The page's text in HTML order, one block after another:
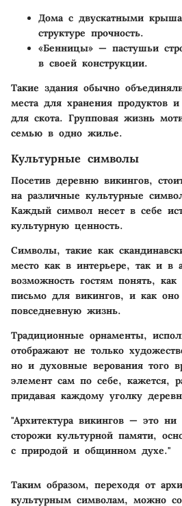
Дома с двускатными
структуре прочность.
«Бенницы» — пастушьи
в своей конструкции.
Такие здания обычно
места для хранения продуктов и
для скота. Групповая жизнь
семью в одно жилье.
Культурные символы
Посетив деревню викингов,
на различные культурные
Каждый символ несет в себе
культурную ценность.
Символы, такие как
место как в интерьере, так и в
возможность гостям понять, как
письмо для викингов, и как
повседневную жизнь.
Традиционные орнаменты,
отображают не только
но и духовные верования того
элемент сам по себе, кажется,
придавая каждому уголку
"Архитектура викингов — это
сторожи культурной памяти,
с природой и общинном духе."
Таким образом, переходя от
культурным символам, можно